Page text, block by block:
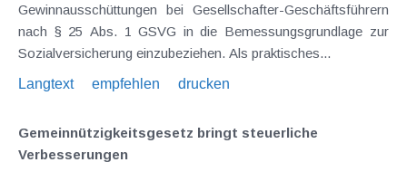
Gewinnausschüttungen bei Gesellschafter-Geschäftsführern
nach § 25 Abs. 1 GSVG in die Bemessungsgrundlage zur
Sozialversicherung einzubeziehen. Als praktisches...
Langtext
empfehlen drucken
Gemeinnützigkeitsgesetz bringt steuerliche
Verbesserungen